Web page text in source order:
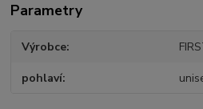
Parametry
Výrobce
pohlaví